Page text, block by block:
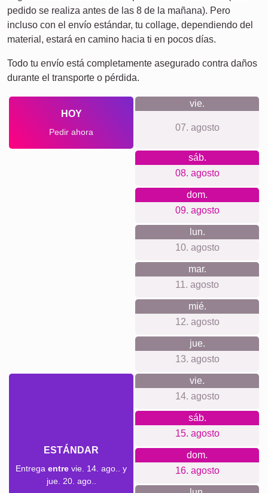
Gatos
de
Definiciones
XXL
por
mascotas
Por lo que apostamos
Nuestra filosofía de tienda se centra en la transparencia y
privacidad. No necesitas registrarte ni crear una cuenta
para hacer una compra. No hacemos seguimiento de tus
acciones ni enviamos newsletters. Siempre sabrás
exactamente cuánto pagarás, sin costos ocultos,
incluyendo el sistema de colgado.
Para cada ocasión...
Este producto no solo es ideal para oficinas y
presentaciones, también es un regalo perfecto para
aniversarios de empresa, jubilaciones, bienvenida de
nuevos miembros y mucho más. Un detalle significativo que
refleja dedicación y trabajo conjunto.